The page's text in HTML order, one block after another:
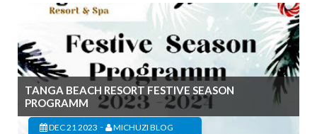
TANGA BEACH RESORT FESTIVE SEASON
PROGRAMM
DEC 21 2023 - MICHUZI BLOG